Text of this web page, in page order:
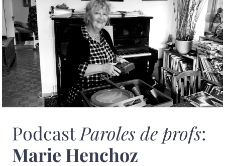
PodcastParoles de profs:
Marie Henchoz